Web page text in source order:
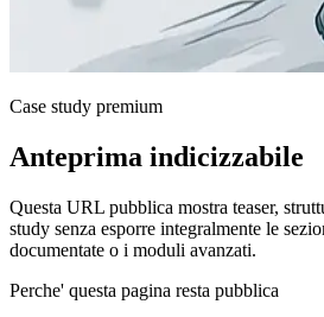
Case study premium
Anteprima indicizzabile
Questa URL pubblica mostra teaser,
study senza esporre integralmente le
documentate o i moduli avanzati.
Perche' questa pagina resta pubblica